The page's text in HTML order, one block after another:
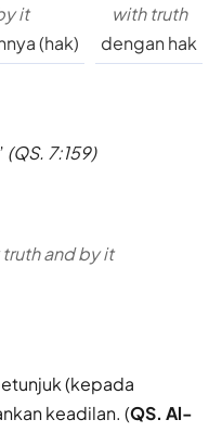
with truth
dengan hak
it
(hak)
(QS. 7:159)
and by it
(kepada
keadilan. (QS. Al-